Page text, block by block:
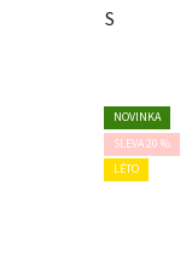
S
NOVINKA
SLEVA 20 %
LÉTO